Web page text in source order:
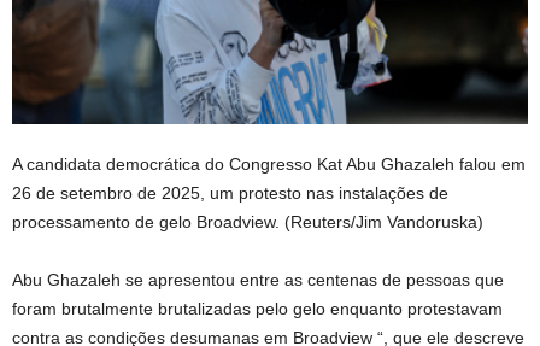
A candidata democrática do Congresso Kat Abu Ghazaleh falou em
26 de setembro de 2025, um protesto nas instalações de
processamento de gelo Broadview. (Reuters/Jim Vandoruska)
Abu Ghazaleh se apresentou entre as centenas de pessoas que
foram brutalmente brutalizadas pelo gelo enquanto protestavam
contra as condições desumanas em Broadview “, que ele descreve